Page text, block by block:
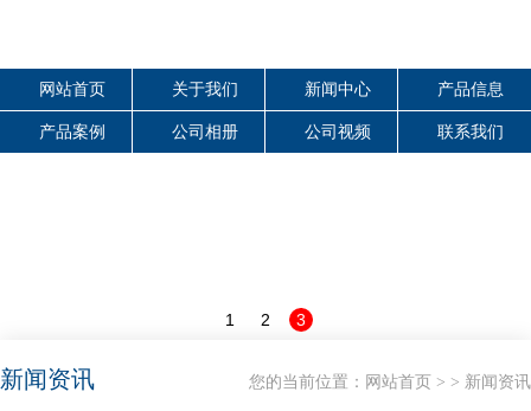
网站首页 关于我们 新闻中心 产品信息
产品案例 公司相册 公司视频 联系我们
1 2 3
新闻资讯 您的当前位置： 网站首页 > > 新闻资讯